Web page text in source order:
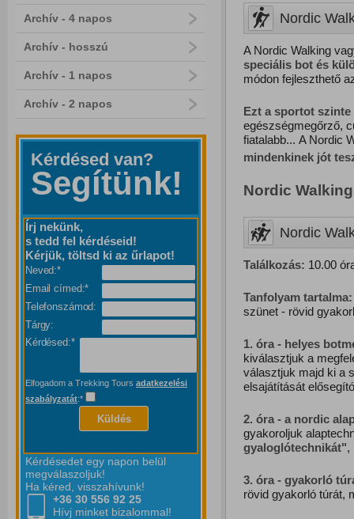
Archív - 4 napos
Archív - hosszú
Archív - 1 napos
Archív - 2 napos
Kérdésed van?
Segítünk!
Írj nekünk,
s tedd fel kérdéseid!
Kérjük, töltsd ki az űrlapot!
Neved:*
Email címed:*
Telefonszámod:
Tárgy:
Kérdésed:*
Elfogadom a Trekking Tours adatkezelési
szabályzatát:*
Küldés
Kérdésedet egy napon belül
megválaszoljuk!
Ha kéred, visszahívunk!
+36 30 556 92 25
Hívj minket bizalommal!
Nordic
A Nordic Walking
speciális bot és
módon fejleszthető
Ezt a sportot szinte
egészségmegőrző,
fiatalabb... A Nordic
mindenkinek jót
Nordic
Nordic
Találkozás: 10.00
Tanfolyam tartalma:
szünet - rövid
1. óra - helyes
kiválasztjuk a
választjuk majd ki a
elsajátítását
2. óra - a nordic
gyakoroljuk
gyaloglótechnikát",
3. óra - gyakorló
rövid gyakorló túrát,